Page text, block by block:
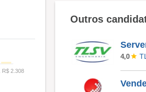
Outros
4,0